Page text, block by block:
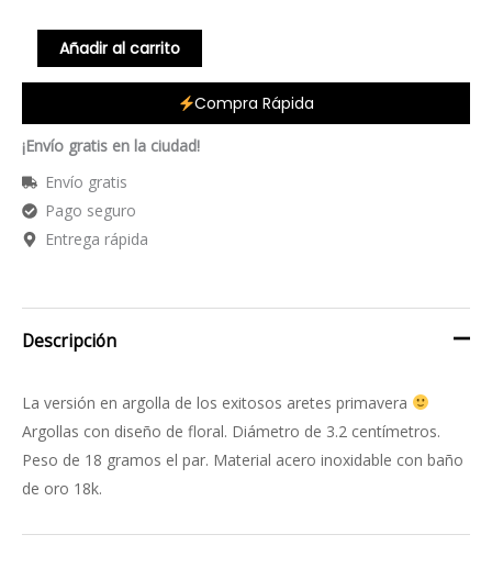
Añadir al carrito
Compra Rápida
¡Envío gratis en la ciudad!
Envío gratis
Pago seguro
Entrega rápida
Descripción
La versión en argolla de los exitosos aretes primavera
Argollas con diseño de floral. Diámetro de 3.2 centímetros.
Peso de 18 gramos el par. Material acero inoxidable con baño
de oro 18k.